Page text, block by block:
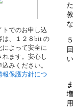
トでのお申し込
は、１２８bit の
によって安全に
れます。安心し
みください。
報保護方針につ